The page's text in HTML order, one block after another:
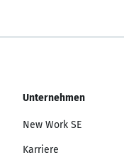
Unternehmen
New Work SE
Karriere